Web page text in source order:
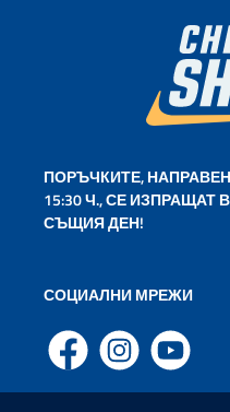
ПОРЪЧКИТЕ,
15:30 Ч., СЕ ИЗПРАЩАТ В
СЪЩИЯ ДЕН!
СОЦИАЛНИ МРЕЖИ
Facebook Instagram YouTube